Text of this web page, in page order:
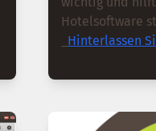
Hotelsoftware
Hinterlassen
schreiben Sie
Voraus für Ihre